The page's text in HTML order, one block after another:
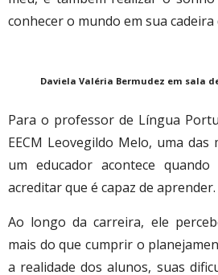
conhecer o mundo em sua cadeira
Daviela Valéria Bermudez em sala
Para o professor de Língua
EECM Leovegildo Melo, uma das
um educador acontece
acreditar que é capaz de aprender.
Ao longo da carreira, ele
mais do que cumprir o
a realidade dos alunos, suas